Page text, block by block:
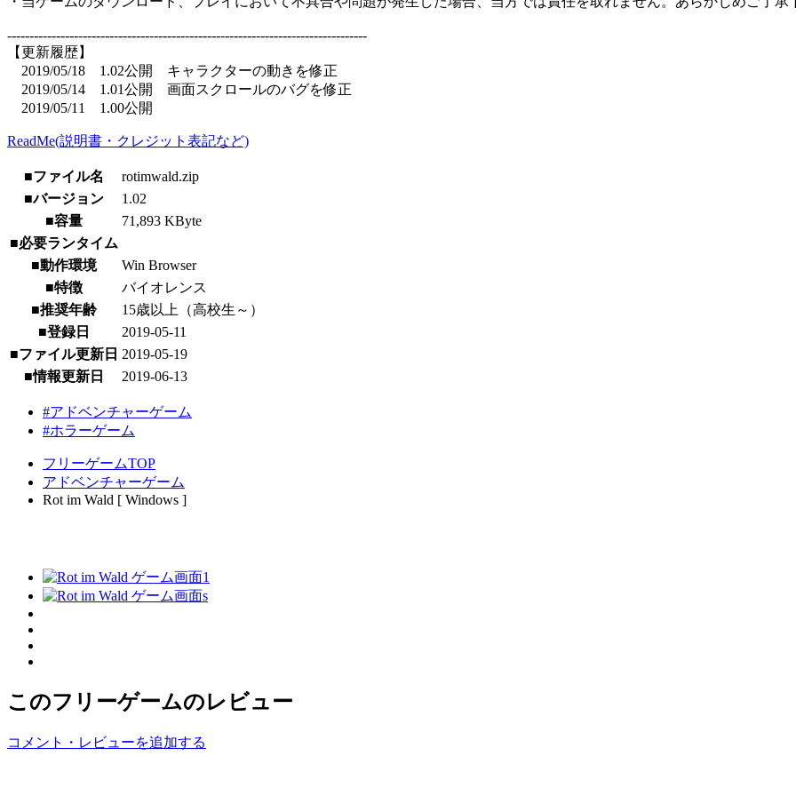
---------------------------------------------------------------------------------
【更新履歴】
2019/05/18 1.02公開 キャラクターの動きを修正
2019/05/14 1.01公開 画面スクロールのバグを修正
2019/05/11 1.00公開
ReadMe(説明書・クレジット表記など)
■ファイル名
rotimwald.zip
■バージョン
1.02
■容量
71,893 KByte
■必要ランタイム
■動作環境
Win Browser
■特徴
バイオレンス
■推奨年齢
15歳以上（高校生～）
■登録日
2019-05-11
■ファイル更新日 2019-05-19
■情報更新日
2019-06-13
#アドベンチャーゲーム
#ホラーゲーム
フリーゲームTOP
アドベンチャーゲーム
Rot im Wald [ Windows ]
このフリーゲームのレビュー
コメント・レビューを追加する